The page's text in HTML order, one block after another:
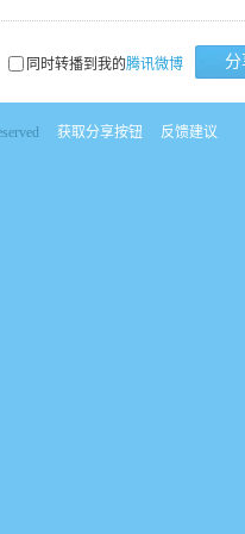
同时转播到我的腾讯微博 分
获取分享按钮 反馈建议